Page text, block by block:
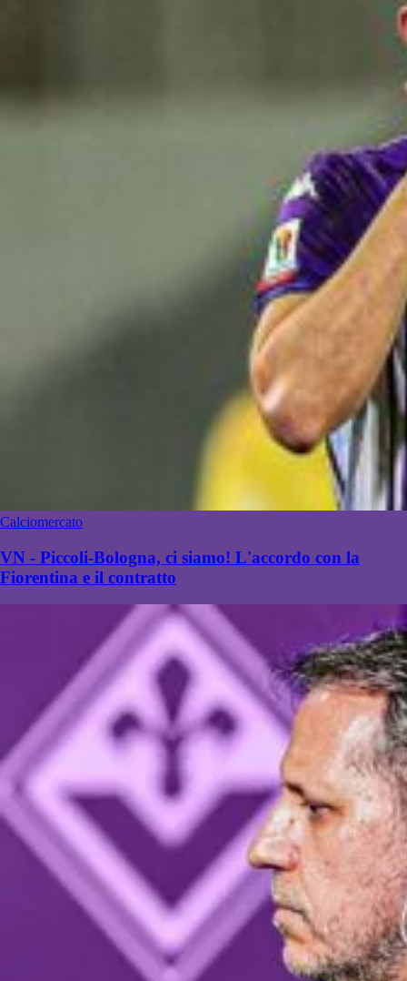
Calciomercato
VN - Piccoli-Bologna, ci siamo! L'accordo con la
Fiorentina e il contratto